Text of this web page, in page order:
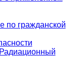
по гражданской